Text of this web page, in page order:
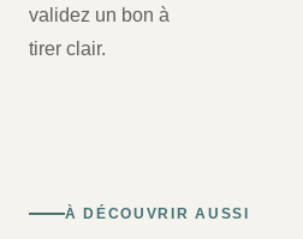
validez un bon à
tirer clair.
À DÉCOUVRIR AUSSI